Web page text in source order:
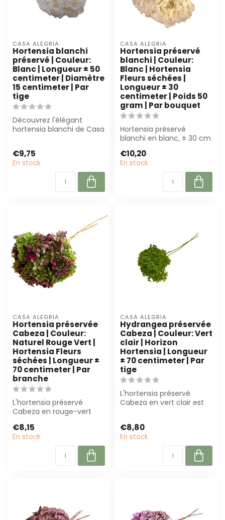
CASA ALEGRIA
Hortensia blanchi
préservé | Couleur:
Blanc | Longueur ± 50
centimeter | Diamètre
15 centimeter | Par
tige
Découvrez l'élégant
hortensia blanchi de Casa
€9,75
En stock
CASA ALEGRIA
Hortensia préservé
blanchi | Couleur:
Blanc | Hortensia
Fleurs séchées |
Longueur ± 30
centimeter | Poids 50
gram | Par bouquet
Hortensia préservé
blanchi en blanc, ± 30 cm
Parfait pour...
€10,20
En stock
CASA ALEGRIA
Hortensia préservée
Cabeza | Couleur:
Naturel Rouge Vert |
Hortensia Fleurs
séchées | Longueur ±
70 centimeter | Par
branche
L'hortensia préservé
Cabeza en rouge-vert
pour les fleu...
€8,15
En stock
CASA ALEGRIA
Hydrangea préservée
Cabeza | Couleur: Vert
clair | Horizon
Hortensia | Longueur
± 70 centimeter | Par
tige
L'hortensia préservé
Cabeza en vert clair est
€8,80
En stock